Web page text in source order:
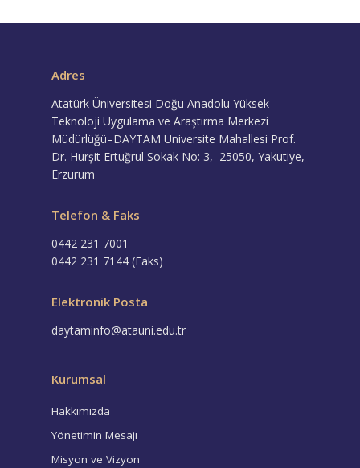
Adres
Atatürk Üniversitesi Doğu Anadolu Yüksek
Teknoloji Uygulama ve Araştırma Merkezi
Müdürlüğü–DAYTAM Üniversite Mahallesi Prof.
Dr. Hurşit Ertuğrul Sokak No: 3, 25050, Yakutiye,
Erzurum
Telefon & Faks
0442 231 7001
0442 231 7144 (Faks)
Elektronik Posta
daytaminfo@atauni.edu.tr
Kurumsal
Hakkımızda
Yönetimin Mesajı
Misyon ve Vizyon